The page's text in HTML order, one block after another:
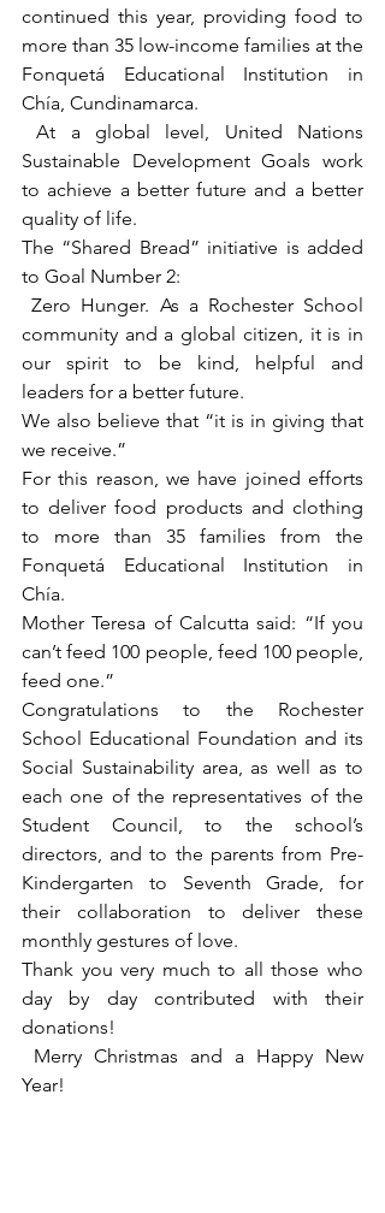
continued this year, providing food to
more than 35 low-income families at the
Fonquetá Educational Institution in
Chía, Cundinamarca.
At a global level, United Nations
Sustainable Development Goals work
to achieve a better future and a better
quality of life.
The “Shared Bread” initiative is added
to Goal Number 2:
Zero Hunger. As a Rochester School
community and a global citizen, it is in
our spirit to be kind, helpful and
leaders for a better future.
We also believe that “it is in giving that
we receive.”
For this reason, we have joined efforts
to deliver food products and clothing
to more than 35 families from the
Fonquetá Educational Institution in
Chía.
Mother Teresa of Calcutta said: “If you
can’t feed 100 people, feed 100 people,
feed one.”
Congratulations to the Rochester
School Educational Foundation and its
Social Sustainability area, as well as to
each one of the representatives of the
Student Council, to the school’s
directors, and to the parents from Pre-
Kindergarten to Seventh Grade, for
their collaboration to deliver these
monthly gestures of love.
Thank you very much to all those who
day by day contributed with their
donations!
Year!